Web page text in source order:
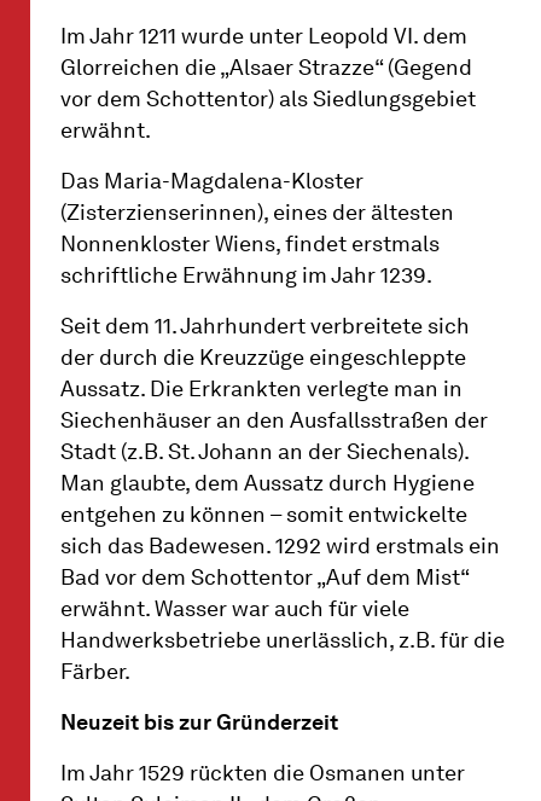
Im Jahr 1211 wurde unter Leopold VI. dem
Glorreichen die „Alsaer Strazze“ (Gegend
vor dem Schottentor) als Siedlungsgebiet
erwähnt.
Das Maria-Magdalena-Kloster
(Zisterzienserinnen), eines der ältesten
Nonnenkloster Wiens, findet erstmals
schriftliche Erwähnung im Jahr 1239.
Seit dem 11. Jahrhundert verbreitete sich
der durch die Kreuzzüge eingeschleppte
Aussatz. Die Erkrankten verlegte man in
Siechenhäuser an den Ausfallsstraßen der
Stadt (z.B. St. Johann an der Siechenals).
Man glaubte, dem Aussatz durch Hygiene
entgehen zu können – somit entwickelte
sich das Badewesen. 1292 wird erstmals ein
Bad vor dem Schottentor „Auf dem Mist“
erwähnt. Wasser war auch für viele
Handwerksbetriebe unerlässlich, z.B. für die
Färber.
Neuzeit bis zur Gründerzeit
Im Jahr 1529 rückten die Osmanen unter